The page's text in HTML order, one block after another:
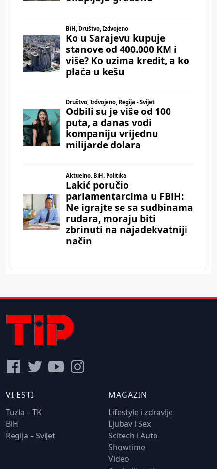
VIJESTI
Tuzla – TK
BiH
Regija – Svijet
MAGAZIN
Lifestyle i zdravlje
Ljubav i Sex
Scitech i Auto
Showtime
Video